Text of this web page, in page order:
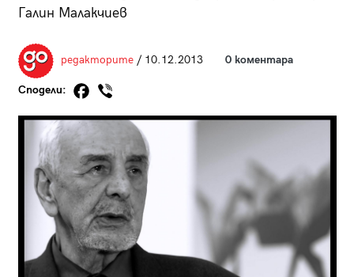
Галин Малакчиев
редакторите/ 10.12.2013 0 коментара
Сподели: